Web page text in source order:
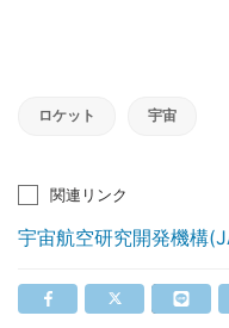
ロケット 宇宙
関連リンク
宇宙航空研究開発機構